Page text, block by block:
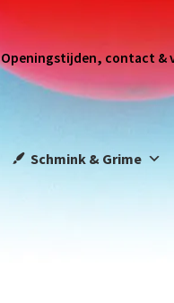
Openingstijden, contact &
Schmink & Grime